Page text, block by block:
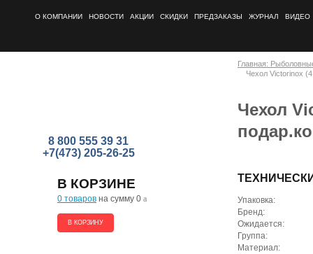
О КОМПАНИИ НОВОСТИ АКЦИИ СКИДКИ ПРЕДЗАКАЗЫ ЖУРНАЛ ВИДЕО
8 800 555 39 31
+7(473) 205-26-25
В КОРЗИНЕ
0 товаров на сумму 0 a
В КОРЗИНУ
Главная:
Чехол Victorinox
Чехол
Упаковка:
Бренд:
Ожидается:
Группа:
Материал: